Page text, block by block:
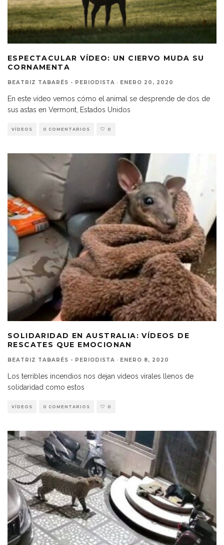
ESPECTACULAR VÍDEO: UN CIERVO MUDA SU
CORNAMENTA
BEATRIZ TABARÉS - PERIODISTA · ENERO 20, 2020
En este vídeo vemos cómo el animal se desprende de dos de
sus astas en Vermont, Estados Unidos
VÍDEOS 0 COMENTARIOS 0
SOLIDARIDAD EN AUSTRALIA: VÍDEOS DE
RESCATES QUE EMOCIONAN
BEATRIZ TABARÉS - PERIODISTA · ENERO 8, 2020
Los terribles incendios nos dejan vídeos virales llenos de
solidaridad como estos
VÍDEOS 0 COMENTARIOS 0